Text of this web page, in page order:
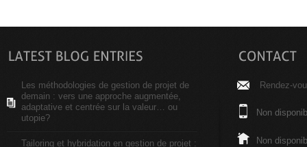
Les méthodologies de gestion de projet de
demain : vers une approche augmentée,
adaptative et centrée sur la valeur… ou
utopie?
Tailoring et hybridation en gestion de projet :
Rendez-
Non
Non